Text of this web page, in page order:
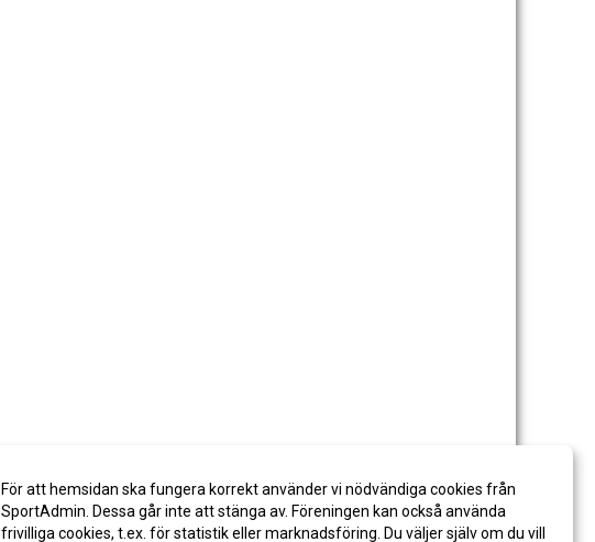
För att hemsidan ska fungera korrekt använder vi nödvändiga cookies från
SportAdmin. Dessa går inte att stänga av. Föreningen kan också använda
frivilliga cookies, t.ex. för statistik eller marknadsföring. Du väljer själv om du vill